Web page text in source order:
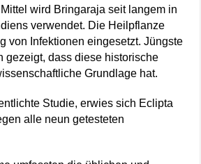
wird Bringaraja seit langem in
verwendet. Die Heilpflanze
von Infektionen eingesetzt. Jüngste
gezeigt, dass diese historische
Grundlage hat.
Studie, erwies sich Eclipta
alle neun getesteten